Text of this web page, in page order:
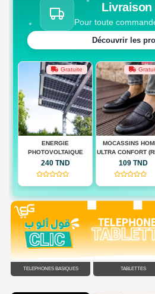
Livraison
Pour toute
Découvrir les
Gratuite
ENERGIE
PHOTOVOLTAIQUE
240 TND
(0)
MOCASSINS
ULTRA CONFORT
109 TND
(0)
TÉLÉPHONES BASIQUES TABLETTES